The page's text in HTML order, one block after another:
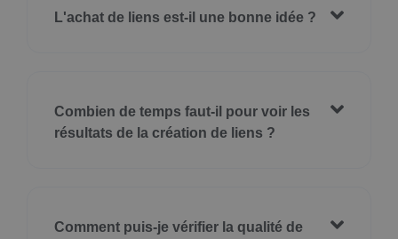
L'achat de liens est-il une bonne idée ?
Combien de temps faut-il pour voir les
résultats de la création de liens ?
Comment puis-je vérifier la qualité de